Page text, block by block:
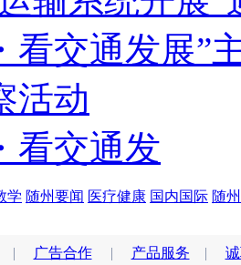
看交通发
学 随州要闻 医疗健康 国内国际 随
广告合作| 产品服务 |